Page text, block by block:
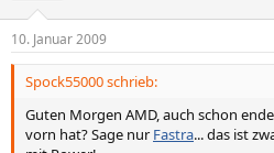
10. Januar 2009
Spock55000 schrieb:
Guten Morgen AMD, auch schon
vorn hat? Sage nur Fastra... das ist